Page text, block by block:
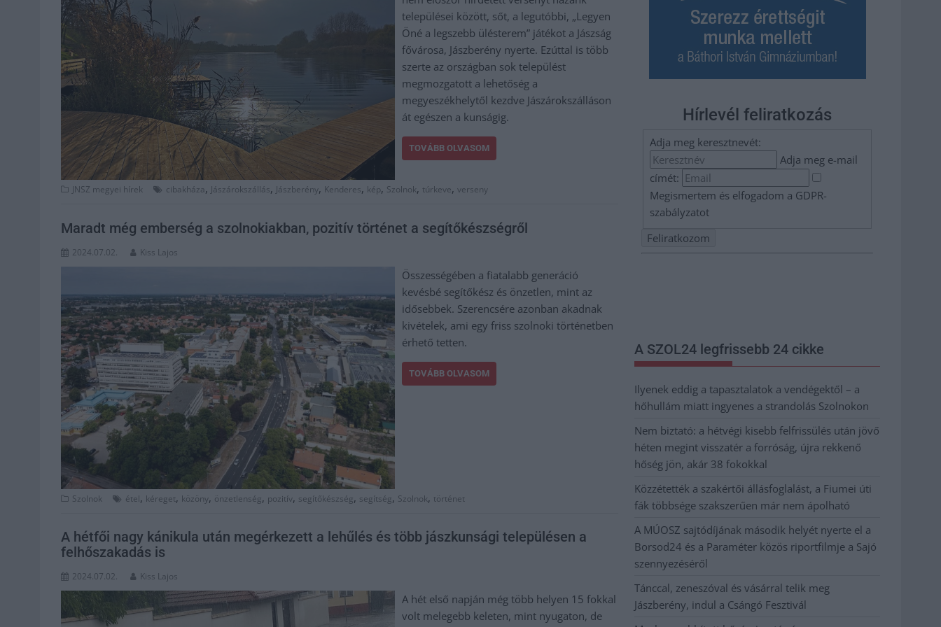
települései között, sőt, a legutóbbi, „Legyen
Öné a legszebb ülésterem” játékot a Jászság
fővárosa, Jászberény nyerte. Ezúttal is több
szerte az országban sok települést
megmozgatott a lehetőség a
megyeszékhelytől kezdve Jászárokszálláson
át egészen a kunságig.
TOVÁBB OLVASOM
JNSZ megyei hírek cibakháza, Jászárokszállás, Jászberény, Kenderes, kép, Szolnok, túrkeve, verseny
Maradt még emberség a szolnokiakban, pozitív történet a segítőkészségről
2024.07.02. Kiss Lajos
Összességében a fiatalabb generáció
kevésbé segítőkész és önzetlen, mint az
idősebbek. Szerencsére azonban akadnak
kivételek, ami egy friss szolnoki történetben
érhető tetten.
TOVÁBB OLVASOM
Szolnok étel, kéreget, közöny, önzetlenség, pozitív, segítőkészség, segítség, Szolnok, történet
A hétfői nagy kánikula után megérkezett a lehűlés és több jászkunsági településen a
felhőszakadás is
2024.07.02. Kiss Lajos
A hét első napján még több helyen 15 fokkal
volt melegebb keleten, mint nyugaton, de
Hírlevél feliratkozás
Adja meg keresztnevét:
Adja meg e-mail
címét:
Megismertem és elfogadom a GDPR-
szabályzatot
A SZOL24 legfrissebb 24 cikke
Ilyenek eddig a tapasztalatok a vendégektől – a
hőhullám miatt ingyenes a strandolás Szolnokon
Nem biztató: a hétvégi kisebb felfrissülés után jövő
héten megint visszatér a forróság, újra rekkenő
hőség jön, akár 38 fokokkal
Közzétették a szakértői állásfoglalást, a Fiumei úti
fák többsége szakszerűen már nem ápolható
A MÚOSZ sajtódíjának második helyét nyerte el a
Borsod24 és a Paraméter közös riportfilmje a Sajó
szennyezéséről
Tánccal, zeneszóval és vásárral telik meg
Jászberény, indul a Csángó Fesztivál